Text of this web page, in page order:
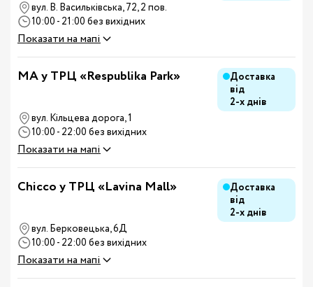
вул. В. Васильківська, 72, 2 пов.
10:00 - 21:00 без вихідних
Показати на мапі
MA у ТРЦ «Respublika Park»
Доставка
від
2-х днів
вул. Кільцева дорога, 1
10:00 - 22:00 без вихідних
Показати на мапі
Chicco у ТРЦ «Lavina Mall»
Доставка
від
2-х днів
вул. Берковецька, 6Д
10:00 - 22:00 без вихідних
Показати на мапі